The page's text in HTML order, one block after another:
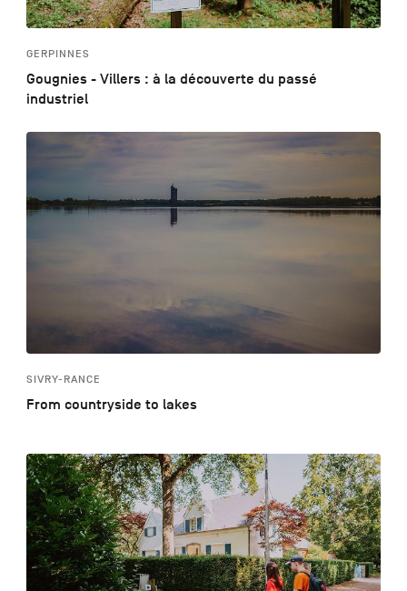
GERPINNES
Gougnies - Villers : à la découverte du passé
industriel
SIVRY-RANCE
From countryside to lakes